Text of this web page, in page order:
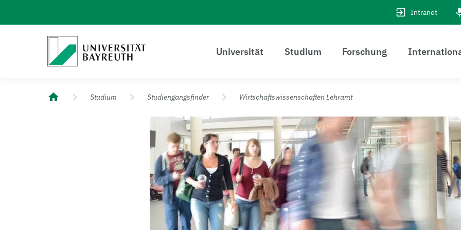
Intranet
Logo Universität Bayreuth
Universität Studium Forschung
Universität Bayreuth – Deine Top-Campus-Uni
Studium Studiengangsfinder Wirtschaftswissenschaften Lehramt